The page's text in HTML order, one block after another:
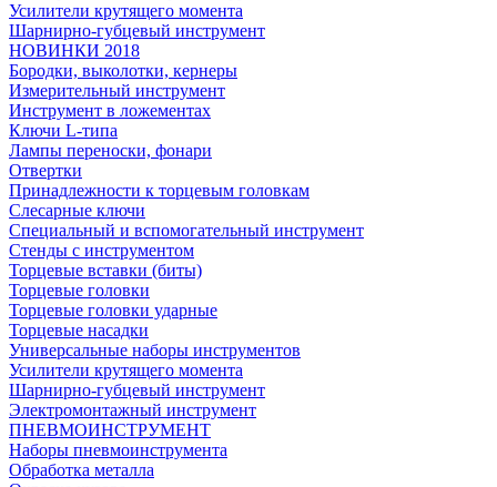
Усилители крутящего момента
Шарнирно-губцевый инструмент
НОВИНКИ 2018
Бородки, выколотки, кернеры
Измерительный инструмент
Инструмент в ложементах
Ключи L-типа
Лампы переноски, фонари
Отвертки
Принадлежности к торцевым головкам
Слесарные ключи
Специальный и вспомогательный инструмент
Стенды с инструментом
Торцевые вставки (биты)
Торцевые головки
Торцевые головки ударные
Торцевые насадки
Универсальные наборы инструментов
Усилители крутящего момента
Шарнирно-губцевый инструмент
Электромонтажный инструмент
ПНЕВМОИНСТРУМЕНТ
Наборы пневмоинструмента
Обработка металла